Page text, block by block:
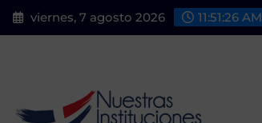
Saltar
al
viernes, 7 agosto 2026 11:51:27 AM